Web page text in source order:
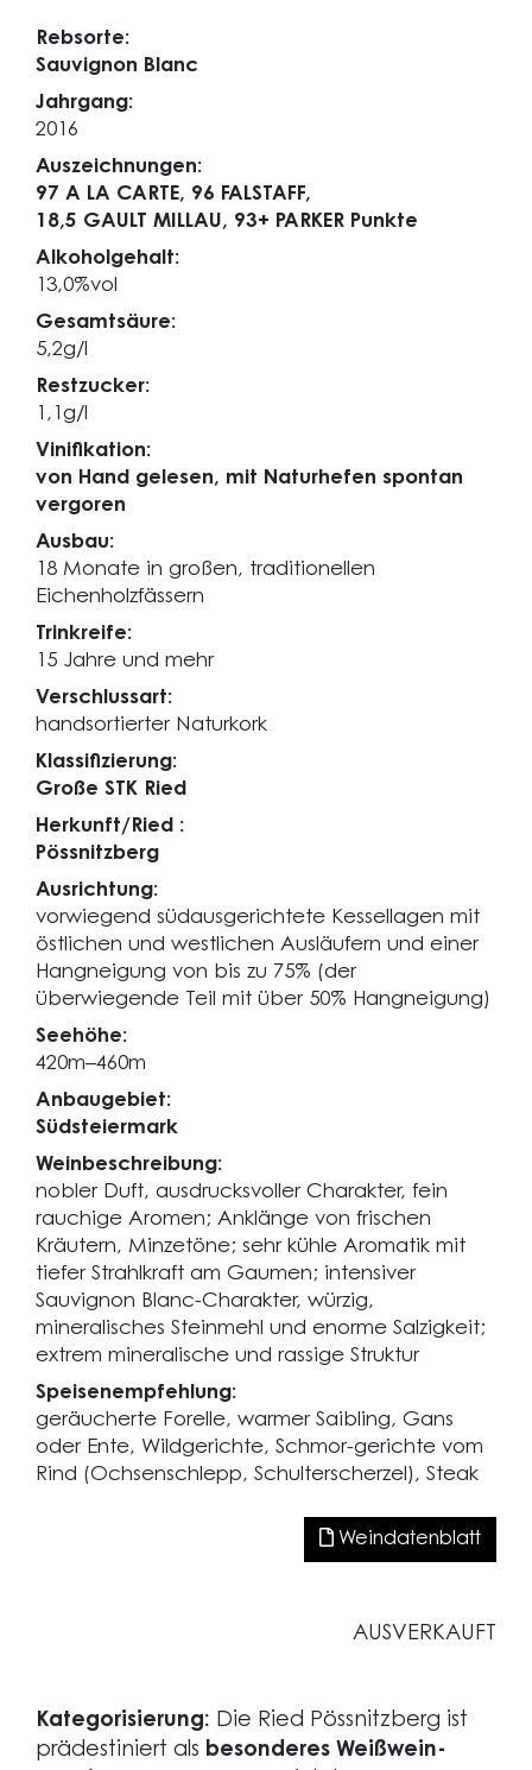
Rebsorte:
Sauvignon Blanc
Jahrgang:
2016
Auszeichnungen:
97 A LA CARTE, 96 FALSTAFF,
18,5 GAULT MILLAU, 93+ PARKER Punkte
Alkoholgehalt:
13,0%vol
Gesamtsäure:
5,2g/l
Restzucker:
1,1g/l
Vinifikation:
von Hand gelesen, mit Naturhefen spontan
vergoren
Ausbau:
18 Monate in großen, traditionellen
Eichenholzfässern
Trinkreife:
15 Jahre und mehr
Verschlussart:
handsortierter Naturkork
Klassifizierung:
Große STK Ried
Herkunft/Ried :
Pössnitzberg
Ausrichtung:
vorwiegend südausgerichtete Kessellagen mit
östlichen und westlichen Ausläufern und einer
Hangneigung von bis zu 75% (der
überwiegende Teil mit über 50% Hangneigung)
Seehöhe:
420m–460m
Anbaugebiet:
Südsteiermark
Weinbeschreibung:
nobler Duft, ausdrucksvoller Charakter, fein
rauchige Aromen; Anklänge von frischen
Kräutern, Minzetöne; sehr kühle Aromatik mit
tiefer Strahlkraft am Gaumen; intensiver
Sauvignon Blanc-Charakter, würzig,
mineralisches Steinmehl und enorme Salzigkeit;
extrem mineralische und rassige Struktur
Speisenempfehlung:
geräucherte Forelle, warmer Saibling, Gans
oder Ente, Wildgerichte, Schmor-gerichte vom
Rind (Ochsenschlepp, Schulterscherzel), Steak
Weindatenblatt
AUSVERKAUFT
Kategorisierung: Die Ried Pössnitzberg ist
prädestiniert als besonderes Weißwein-